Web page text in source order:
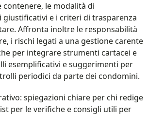
le modalità di
giustificativi e i criteri di trasparenza
Affronta inoltre le responsabilità
i rischi legati a una gestione carente
per integrare strumenti cartacei e
esemplificativi e suggerimenti per
periodici da parte dei condomini.
spiegazioni chiare per chi redige
per le verifiche e consigli utili per